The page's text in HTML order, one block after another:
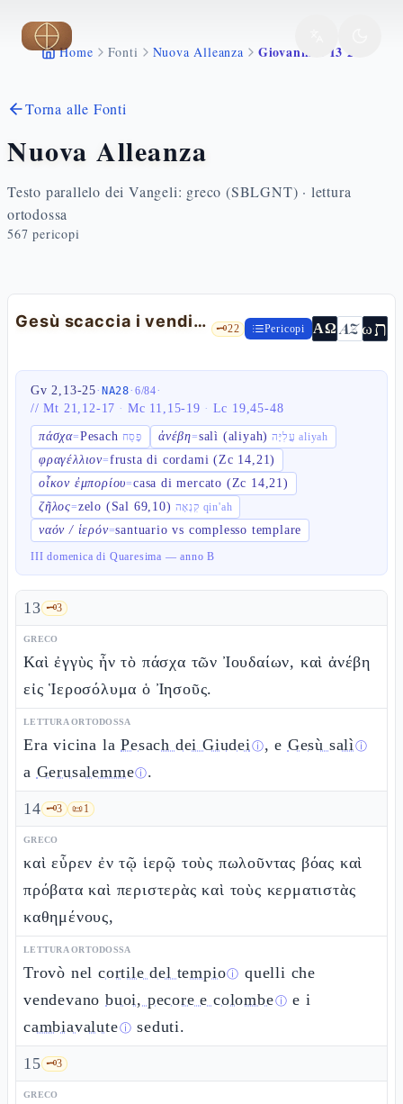
Vai al contenuto principale
Home Fonti Nuova Alleanza Giovanni 2 13 25
Torna alle Fonti
Nuova Alleanza
Testo parallelo dei Vangeli: greco (SBLGNT) · lettura
ortodossa
567 pericopi
Gesù scaccia i venditori dal tempio 🗝️22 Pericopi ΑΩ AZωת
Gv 2,13-25· NA28· 6/84·
//Mt 21,12-17 · Mc 11,15-19 · Lc 19,45-48
πάσχα=Pesach פֶּסַח ἀνέβη=salì (aliyah) עֲלִיָּה aliyah
φραγέλλιον=frusta di cordami (Zc 14,21)
οἶκον ἐμπορίου=casa di mercato (Zc 14,21)
ζῆλος=zelo (Sal 69,10) קִנְאָה qin'ah
ναόν / ἱερόν=santuario vs complesso templare
III domenica di Quaresima — anno B
13 🗝️3
GRECO
Καὶ ἐγγὺς ἦν τὸ πάσχα τῶν Ἰουδαίων, καὶ ἀνέβη
εἰς Ἱεροσόλυμα ὁ Ἰησοῦς.
LETTURA ORTODOSSA
Era vicina laPesach dei Giudeiⓘ, e Gesù salìⓘ
a Gerusalemmeⓘ.
14 🗝️3 📜1
GRECO
καὶ εὗρεν ἐν τῷ ἱερῷ τοὺς πωλοῦντας βόας καὶ
πρόβατα καὶ περιστερὰς καὶ τοὺς κερματιστὰς
καθημένους,
LETTURA ORTODOSSA
Trovò nelcortile del tempioⓘ quelli che
vendevanobuoi, pecore e colombeⓘ e i
cambiavaluteⓘ seduti.
15 🗝️3
GRECO